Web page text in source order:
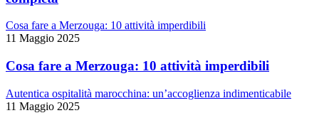
Cosa fare a Merzouga: 10 attività imperdibili
11 Maggio 2025
Cosa fare a Merzouga: 10 attività imperdibili
Autentica ospitalità marocchina: un’accoglienza indimenticabile
11 Maggio 2025